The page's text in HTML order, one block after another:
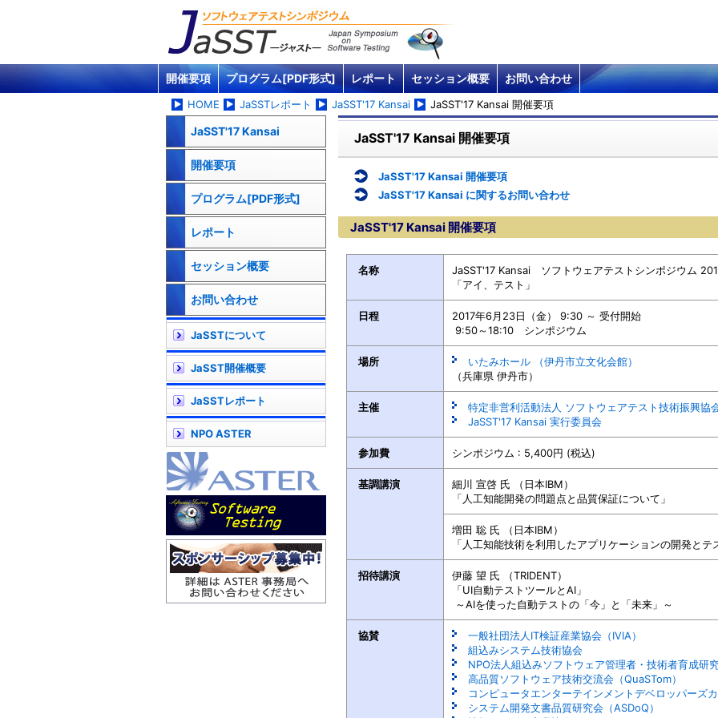
開催要項 プログラム[PDF形式] レポート セッション概要 お問い合わせ
HOME JaSSTレポート JaSST'17 Kansai JaSST'17 Kansai 開催要項
JaSST'17 Kansai 開催要項
JaSST'17 Kansai 開催要項
JaSST'17 Kansai に関するお問い合わせ
JaSST'17 Kansai 開催要項
名称
JaSST'17 Kansai ソフトウェアテストシンポジウム
「アイ、テスト」
日程
2017年6月23日（金） 9:30 ～ 受付開始
9:50～18:10 シンポジウム
場所
いたみホール （伊丹市立文化会館）
（兵庫県 伊丹市）
主催
特定非営利活動法人 ソフトウェアテスト技術振興協
JaSST'17 Kansai 実行委員会
参加費 シンポジウム : 5,400円 (税込)
基調講演
細川 宣啓 氏 （日本IBM）
「人工知能開発の問題点と品質保証について」
増田 聡 氏 （日本IBM）
「人工知能技術を利用したアプリケーションの開発とテ
招待講演
伊藤 望 氏 （TRIDENT）
「UI自動テストツールとAI」
～AIを使った自動テストの「今」と「未来」～
協賛
一般社団法人IT検証産業協会（IVIA）
組込みシステム技術協会
NPO法人組込みソフトウェア管理者・技術者育成研
高品質ソフトウェア技術交流会（QuaSTom）
コンピュータエンターテインメントデベロッパーズ
システム開発文書品質研究会（ASDoQ）
JaSST'17 Kansai
開催要項
プログラム[PDF形式]
レポート
セッション概要
お問い合わせ
JaSSTについて
JaSST開催概要
JaSSTレポート
NPO ASTER